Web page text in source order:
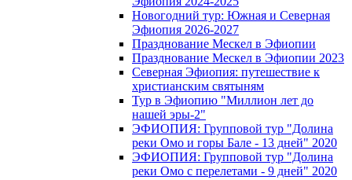
Новогодний тур: Южная и Северная
Эфиопия 2026-2027
Празднование Мескел в Эфиопии
Празднование Мескел в Эфиопии 2023
Северная Эфиопия: путешествие к
христианским святыням
Тур в Эфиопию "Миллион лет до
нашей эры-2"
ЭФИОПИЯ: Групповой тур "Долина
реки Омо и горы Бале - 13 дней" 2020
ЭФИОПИЯ: Групповой тур "Долина
реки Омо с перелетами - 9 дней" 2020